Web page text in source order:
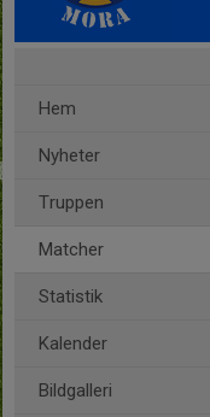
Hem
Nyheter
Truppen
Matcher
Statistik
Kalender
Bildgalleri